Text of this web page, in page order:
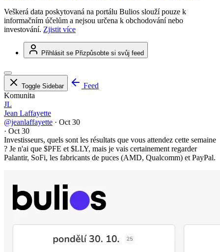
Veškerá data poskytovaná na portálu Bulios slouží pouze k
informačním účelům a nejsou určena k obchodování nebo
investování. Zjistit více
Přihlásit se Přizpůsobte si svůj feed
Toggle Sidebar
Feed
Komunita
JL
Jean Laffayette
@jeanlaffayette · Oct 30
· Oct 30
Investisseurs, quels sont les résultats que vous attendez cette semaine
? Je n'ai que $PFE et $LLY, mais je vais certainement regarder
Palantir, SoFi, les fabricants de puces (AMD, Qualcomm) et PayPal.